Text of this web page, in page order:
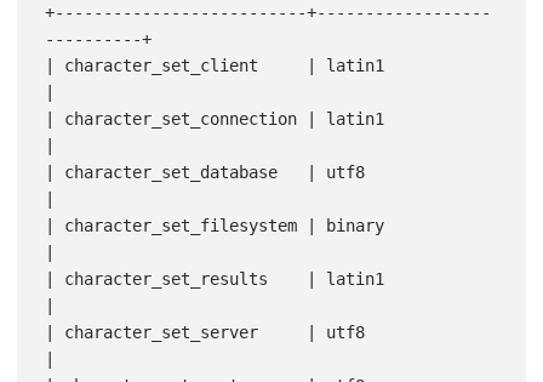
+--------------------------+------------------
----------+
| character_set_client     | latin1
|
| character_set_connection | latin1
|
| character_set_database   | utf8
|
| character_set_filesystem | binary
|
| character_set_results    | latin1
|
| character_set_server     | utf8
|